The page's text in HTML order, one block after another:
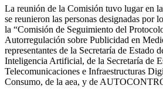
La reunión de la Comisión tuvo lugar en
se reunieron las personas designadas por
la “Comisión de Seguimiento del
Autorregulación sobre Publicidad en
representantes de la Secretaría de Estado
Inteligencia Artificial, de la Secretaría de
Telecomunicaciones e Infraestructuras
Consumo, de la aea, y de